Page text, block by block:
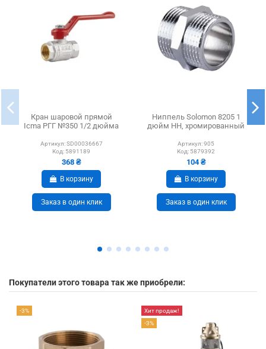
Кран шаровой прямой
Icma РГГ №350 1/2 дюйма
Артикул: SD00036667
Код: 5891189
368 ₴
В корзину
Заказ в один клик
Ниппель Solomon 8205 1
дюйм НН, хромированный
Артикул:905
Код: 5879392
104 ₴
В корзину
Заказ в один клик
Покупатели этого товара так же приобрели:
-3%
Хит продаж!
-3%